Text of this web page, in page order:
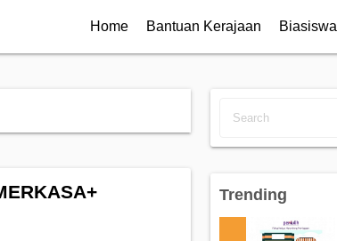
Home Bantuan Kerajaan Biasiswa
Trending